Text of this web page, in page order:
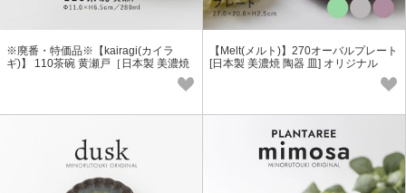
※廃番・特価品※【kairagi(カイラ
ギ)】 110茶碗 黄瀬戸［日本製 美濃焼
【Melt(メルト)】270オーバルプレート
[日本製 美濃焼 陶器 皿] オリジナル